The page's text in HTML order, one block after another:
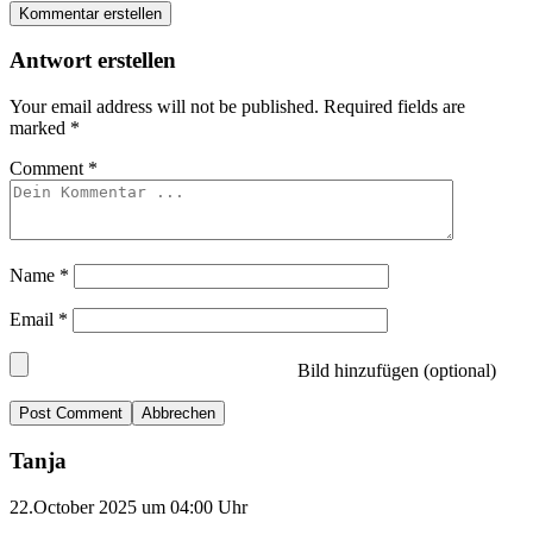
Kommentar erstellen
Antwort erstellen
Your email address will not be published. Required fields are
marked *
Comment *
Name *
Email *
Bild hinzufügen (optional)
Abbrechen
Tanja
22.October 2025 um 04:00 Uhr